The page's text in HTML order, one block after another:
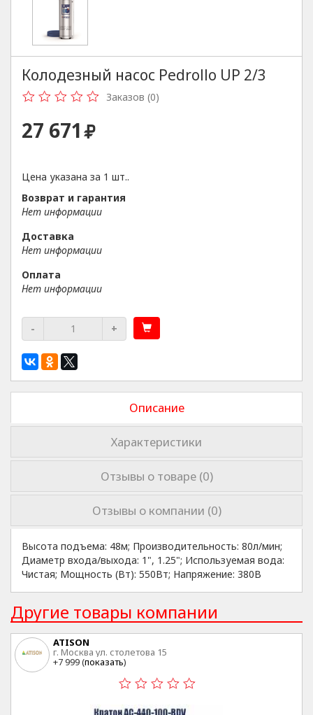
Колодезный насос Pedrollo UP 2/3
Заказов (0)
27 671
Цена указана за 1 шт..
Возврат и гарантия
Нет информации
Доставка
Нет информации
Оплата
Нет информации
- +
Описание
Характеристики
Отзывы о товаре (0)
Отзывы о компании (0)
Высота подъема: 48м; Производительность: 80л/мин;
Диаметр входа/выхода: 1", 1.25"; Используемая вода:
Чистая; Мощность (Вт): 550Вт; Напряжение: 380В
Другие товары компании
ATISON
г. Москва ул. столетова 15
+7 999 (показать)